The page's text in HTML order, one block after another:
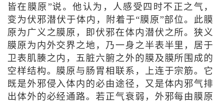
皆在膜原”说。他认为，人感受四时不正之气，
变为伏邪潜伏于体内，附着于“膜原”部位。此膜
原为广义之膜原，即伏邪在体内潜伏之所。狭义
膜原为内外交界之地，乃一身之半表半里，居于
卫表肌腠之内，五脏六腑之外的膜及膜所围成的
空样结构。膜原与肠胃相联系，上连于宗筋。它
既是外邪侵入体内的必由途径，又是体内邪气排
出体外的必经通路。若正气衰弱，外邪每由膜原